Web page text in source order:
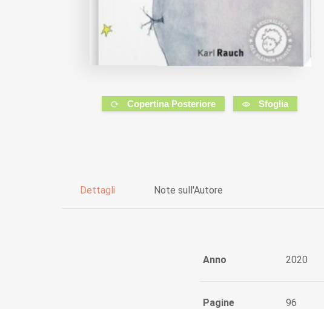
Copertina Posteriore Sfoglia
Dettagli Note sull'Autore
Anno 2020
Pagine 96